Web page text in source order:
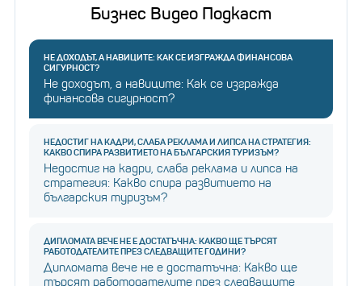
Бизнес Видео Подкаст
НЕ ДОХОДЪТ, А НАВИЦИТЕ: КАК СЕ ИЗГРАЖДА ФИНАНСОВА
СИГУРНОСТ?
Не доходът, а навиците: Как се изгражда
финансова сигурност?
НЕДОСТИГ НА КАДРИ, СЛАБА РЕКЛАМА И ЛИПСА НА СТРАТЕГИЯ:
КАКВО СПИРА РАЗВИТИЕТО НА БЪЛГАРСКИЯ ТУРИЗЪМ?
Недостиг на кадри, слаба реклама и липса на
стратегия: Какво спира развитието на
българския туризъм?
ДИПЛОМАТА ВЕЧЕ НЕ Е ДОСТАТЪЧНА: КАКВО ЩЕ ТЪРСЯТ
РАБОТОДАТЕЛИТЕ ПРЕЗ СЛЕДВАЩИТЕ ГОДИНИ?
Дипломата вече не е достатъчна: Какво ще
търсят работодателите през следващите